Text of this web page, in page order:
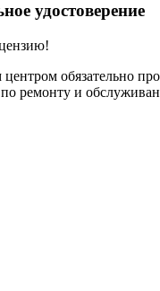
удостоверение
обязательно
ремонту и